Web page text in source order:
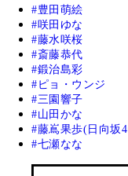
豊田萌絵
咲田ゆな
藤水咲桜
斎藤恭代
鍛治島彩
ピョ・ウンジ
三園響子
山田かな
藤嶌果歩(日向坂
七瀬なな